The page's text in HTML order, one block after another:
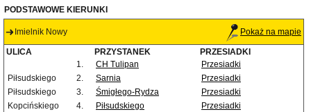
PODSTAWOWE KIERUNKI
Imielnik Nowy Pokaż na mapie
ULICA PRZYSTANEK
PRZESIADKI
1.
CH Tulipan
Przesiadki
Piłsudskiego
2. Sarnia
Przesiadki
Piłsudskiego
3. Śmigłego-Rydza
Przesiadki
Kopcińskiego
4. Piłsudskiego
Przesiadki